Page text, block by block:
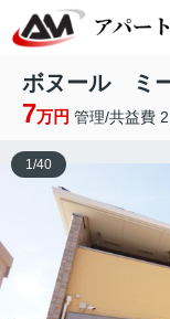
ボヌール ミ
7万円 管理/共益費
1/40